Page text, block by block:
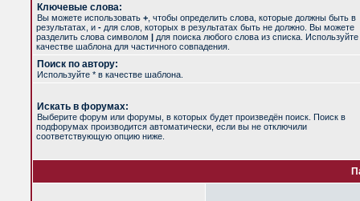
Ключевые слова:
Вы можете использовать + , чтобы определить слова, которые должны быть в
результатах, и - для слов, которых в результатах быть не должно. Вы можете
разделить слова символом | для поиска любого слова из списка. Используйте
качестве шаблона для частичного совпадения.
Поиск по автору:
Используйте * в качестве шаблона.
Искать в форумах:
Выберите форум или форумы, в которых будет произведён поиск. Поиск в
подфорумах производится автоматически, если вы не отключили
соответствующую опцию ниже.